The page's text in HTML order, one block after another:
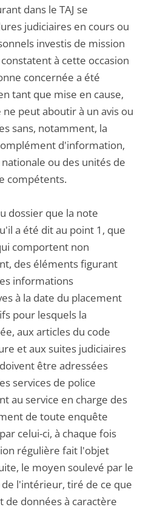
dans le TAJ se
judiciaires en cours ou
investis de mission
à cette occasion
concernée a été
tant que mise en cause,
peut aboutir à un avis ou
sans, notamment, la
d'information,
ou des unités de
compétents.
dossier que la note
a été dit au point 1, que
comportent non
des éléments figurant
informations
à la date du placement
pour lesquels la
aux articles du code
et aux suites judiciaires
être adressées
services de police
au service en charge des
de toute enquête
celui-ci, à chaque fois
régulière fait l'objet
le moyen soulevé par le
l'intérieur, tiré de ce que
données à caractère